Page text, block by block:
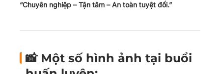
“Chuyên nghiệp – Tận tâm – An toàn tuyệt đối.”
📸 Một số hình ảnh tại buổi